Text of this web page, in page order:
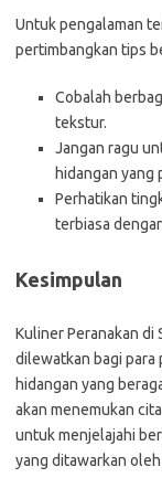
Untuk pengalaman
pertimbangkan tips
Cobalah
tekstur.
Jangan ragu
hidangan yang
Perhatikan
terbiasa
Kesimpulan
Kuliner Peranakan di
dilewatkan bagi para
hidangan yang
akan menemukan
untuk menjelajahi
yang ditawarkan oleh